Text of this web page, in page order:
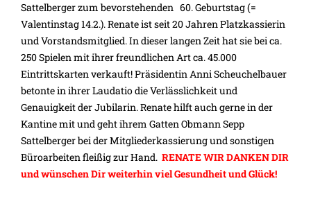
Sattelberger zum bevorstehenden 60. Geburtstag (=
Valentinstag 14.2.). Renate ist seit 20 Jahren Platzkassierin
und Vorstandsmitglied. In dieser langen Zeit hat sie bei ca.
250 Spielen mit ihrer freundlichen Art ca. 45.000
Eintrittskarten verkauft! Präsidentin Anni Scheuchelbauer
betonte in ihrer Laudatio die Verlässlichkeit und
Genauigkeit der Jubilarin. Renate hilft auch gerne in der
Kantine mit und geht ihrem Gatten Obmann Sepp
Sattelberger bei der Mitgliederkassierung und sonstigen
Büroarbeiten fleißig zur Hand. RENATE WIR DANKEN DIR
und wünschen Dir weiterhin viel Gesundheit und Glück!